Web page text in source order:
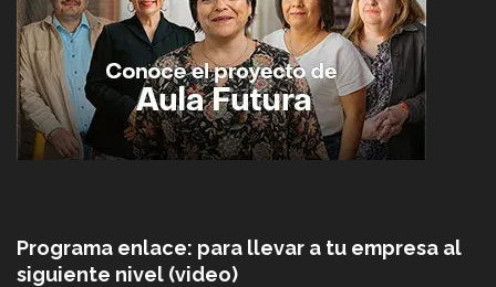
Programa enlace: para llevar a tu empresa al
siguiente nivel (video)